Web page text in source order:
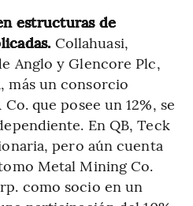
estructuras de
Collahuasi,
Anglo y Glencore Plc,
más un consorcio
que posee un 12%, se
En QB, Teck
pero aún cuenta
Metal Mining Co.
como socio en un